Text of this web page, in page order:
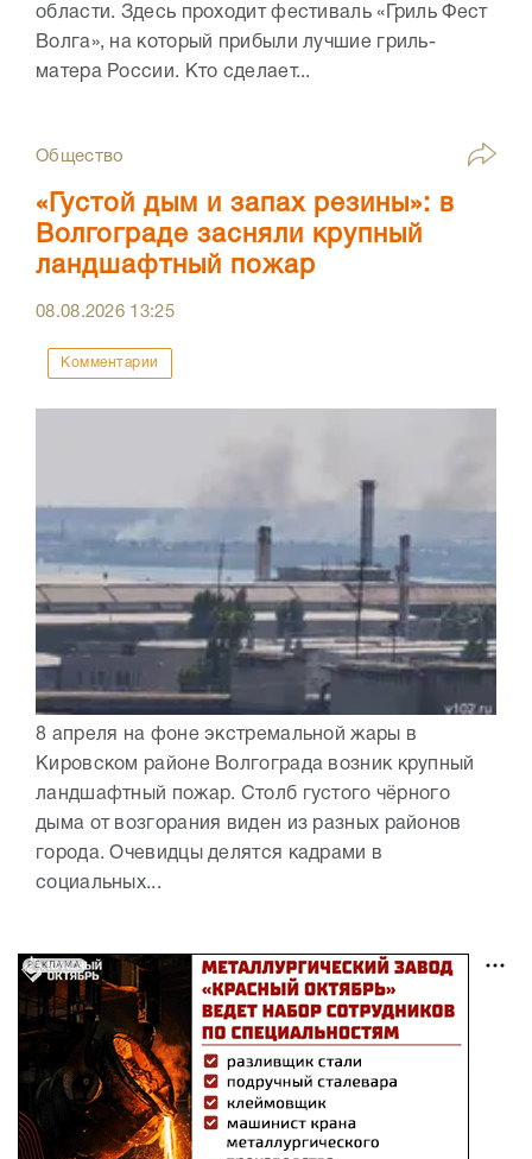
области. Здесь проходит фестиваль «Гриль Фест
Волга», на который прибыли лучшие гриль-
матера России. Кто сделает...
Общество
«Густой дым и запах резины»: в
Волгограде засняли крупный
ландшафтный пожар
08.08.2026 13:25
Комментарии
8 апреля на фоне экстремальной жары в
Кировском районе Волгограда возник крупный
ландшафтный пожар. Столб густого чёрного
дыма от возгорания виден из разных районов
города. Очевидцы делятся кадрами в
социальных...
РЕКЛАМА